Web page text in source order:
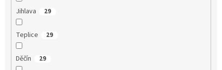
Jihlava 29
Teplice 29
Děčín 29